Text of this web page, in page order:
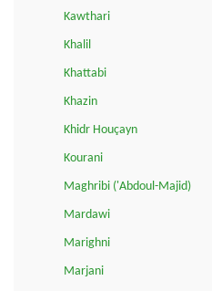
Kawthari
Khalil
Khattabi
Khazin
Khidr Houçayn
Kourani
Maghribi ('Abdoul-Majid)
Mardawi
Marighni
Marjani